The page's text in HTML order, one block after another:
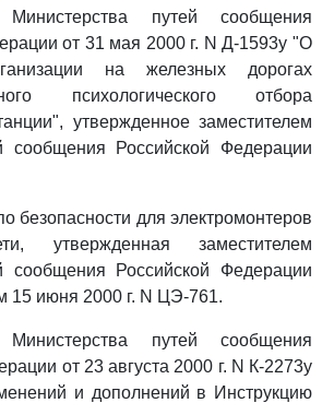
путей сообщения
от 31 мая 2000 г. N Д-1593у "О
на железных дорогах
психологического отбора
утвержденное заместителем
сообщения Российской Федерации
безопасности для электромонтеров
утвержденная заместителем
сообщения Российской Федерации
июня 2000 г. N ЦЭ-761.
путей сообщения
от 23 августа 2000 г. N К-2273у
и дополнений в Инструкцию